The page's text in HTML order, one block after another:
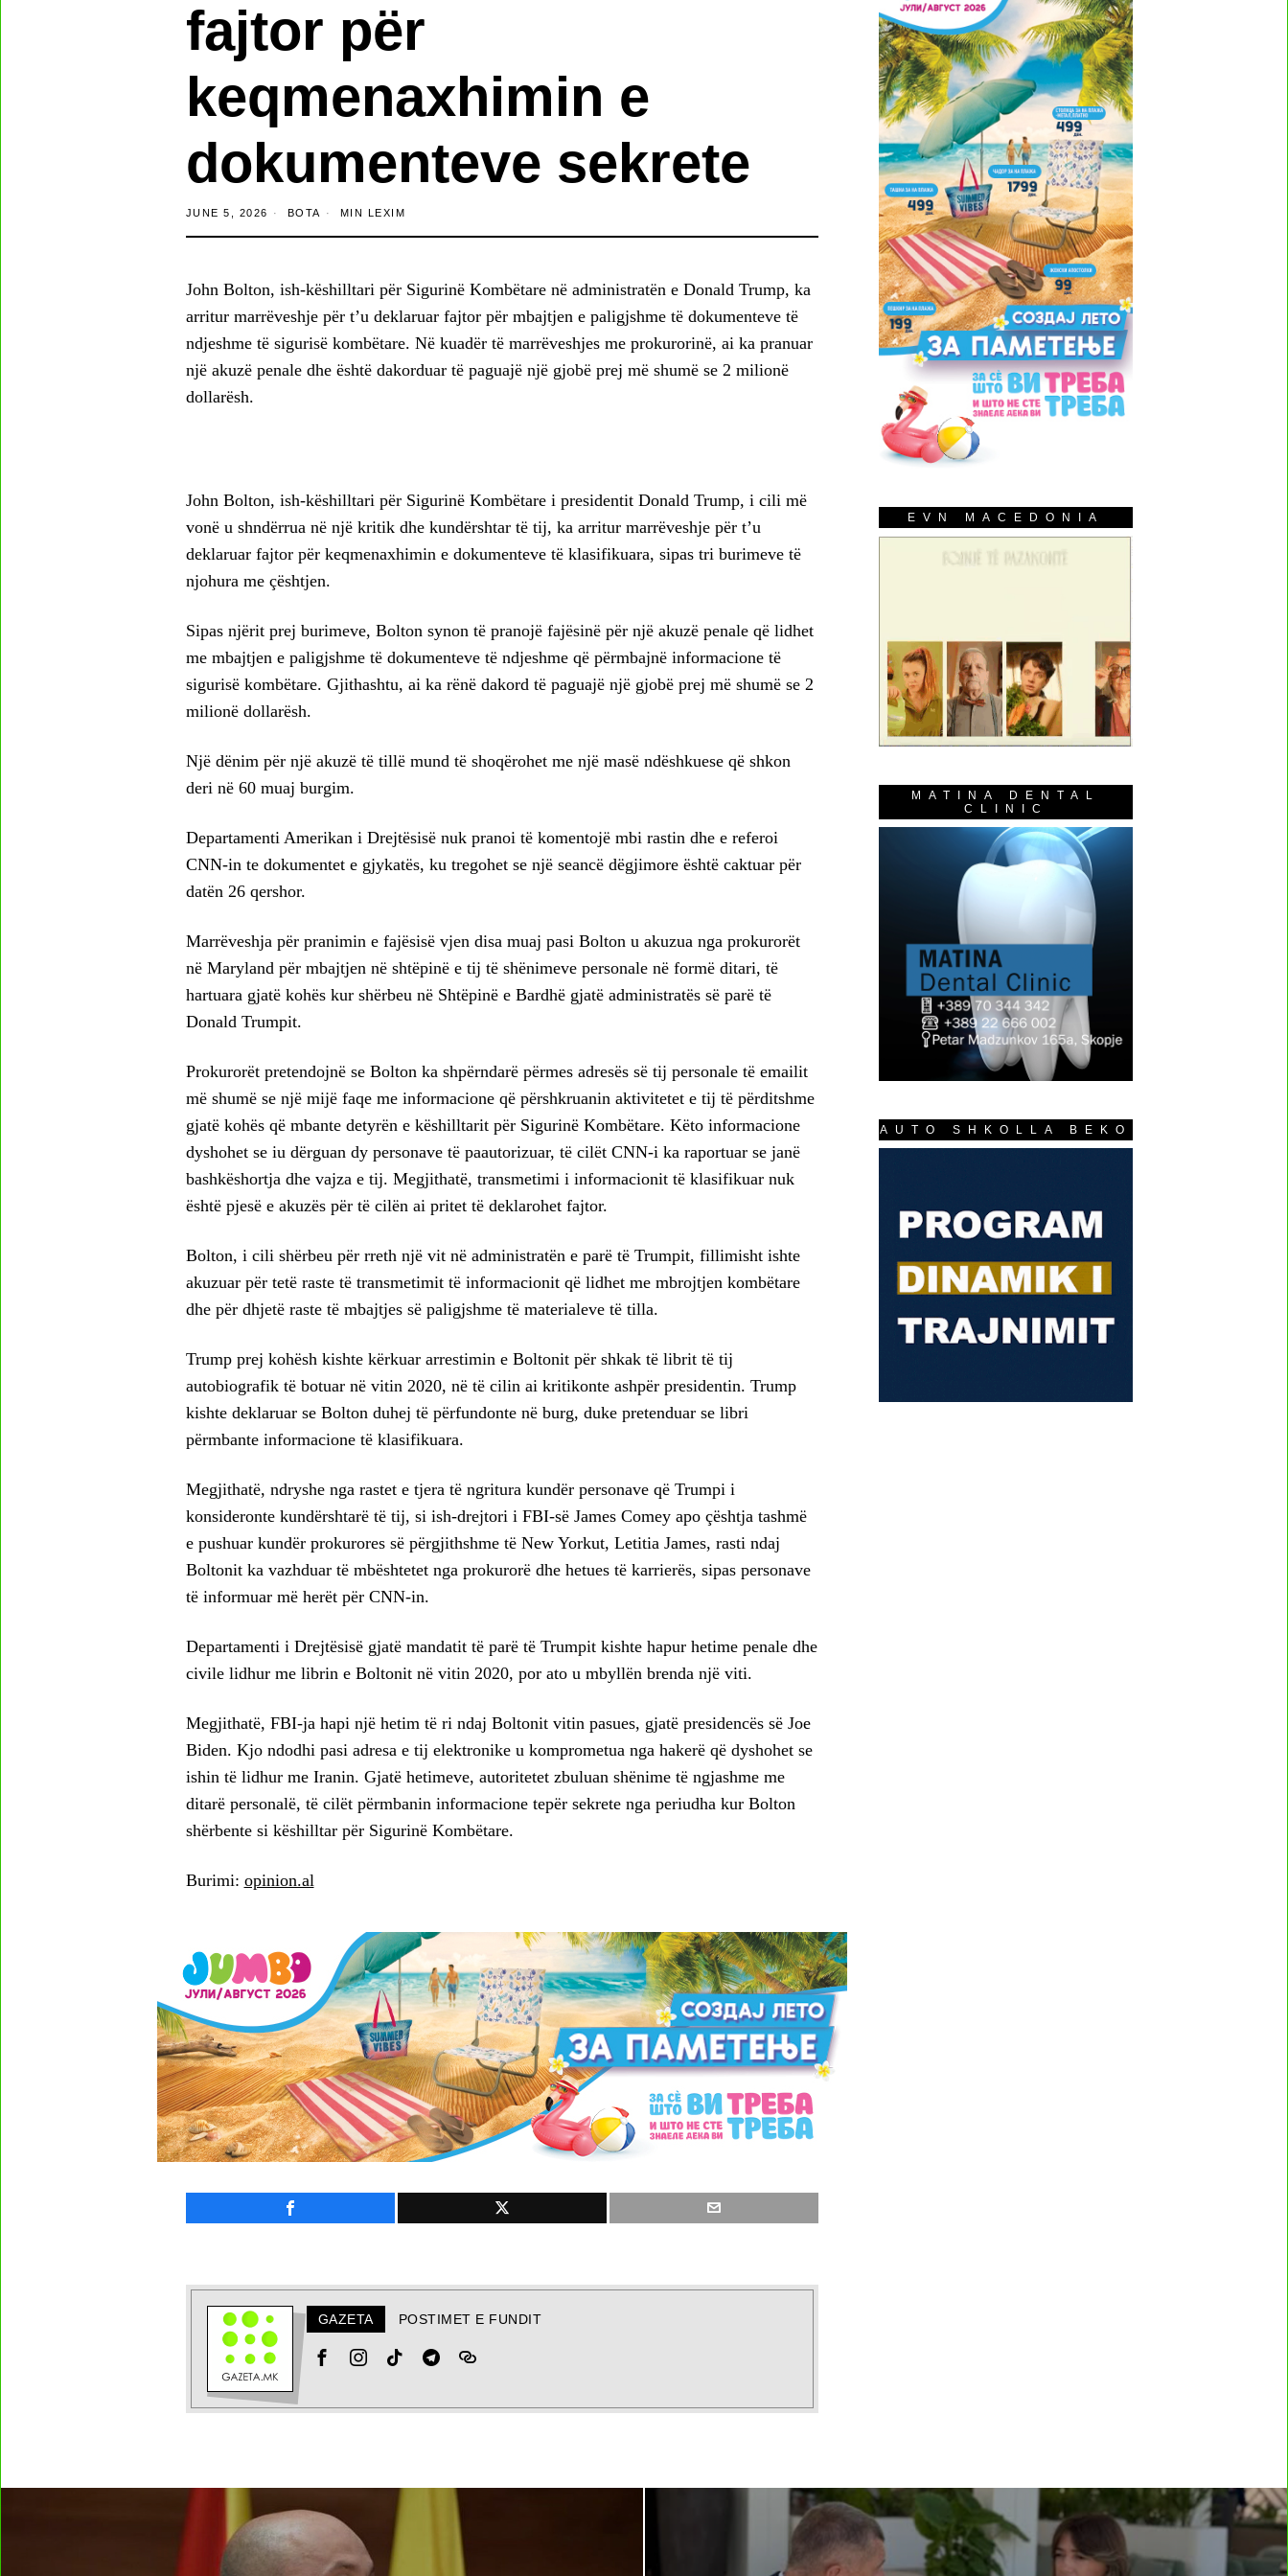
fajtor për
keqmenaxhimin e
dokumenteve sekrete
JUNE 5, 2026 BOTA MIN LEXIM
John Bolton, ish-këshilltari për Sigurinë Kombëtare në administratën e Donald Trump, ka
arritur marrëveshje për t’u deklaruar fajtor për mbajtjen e paligjshme të dokumenteve të
ndjeshme të sigurisë kombëtare. Në kuadër të marrëveshjes me prokurorinë, ai ka pranuar
një akuzë penale dhe është dakorduar të paguajë një gjobë prej më shumë se 2 milionë
dollarësh.
John Bolton, ish-këshilltari për Sigurinë Kombëtare i presidentit Donald Trump, i cili më
vonë u shndërrua në një kritik dhe kundërshtar të tij, ka arritur marrëveshje për t’u
deklaruar fajtor për keqmenaxhimin e dokumenteve të klasifikuara, sipas tri burimeve të
njohura me çështjen.
Sipas njërit prej burimeve, Bolton synon të pranojë fajësinë për një akuzë penale që lidhet
me mbajtjen e paligjshme të dokumenteve të ndjeshme që përmbajnë informacione të
sigurisë kombëtare. Gjithashtu, ai ka rënë dakord të paguajë një gjobë prej më shumë se 2
milionë dollarësh.
Një dënim për një akuzë të tillë mund të shoqërohet me një masë ndëshkuese që shkon
deri në 60 muaj burgim.
Departamenti Amerikan i Drejtësisë nuk pranoi të komentojë mbi rastin dhe e referoi
CNN-in te dokumentet e gjykatës, ku tregohet se një seancë dëgjimore është caktuar për
datën 26 qershor.
Marrëveshja për pranimin e fajësisë vjen disa muaj pasi Bolton u akuzua nga prokurorët
në Maryland për mbajtjen në shtëpinë e tij të shënimeve personale në formë ditari, të
hartuara gjatë kohës kur shërbeu në Shtëpinë e Bardhë gjatë administratës së parë të
Donald Trumpit.
Prokurorët pretendojnë se Bolton ka shpërndarë përmes adresës së tij personale të emailit
më shumë se një mijë faqe me informacione që përshkruanin aktivitetet e tij të përditshme
gjatë kohës që mbante detyrën e këshilltarit për Sigurinë Kombëtare. Këto informacione
dyshohet se iu dërguan dy personave të paautorizuar, të cilët CNN-i ka raportuar se janë
bashkëshortja dhe vajza e tij. Megjithatë, transmetimi i informacionit të klasifikuar nuk
është pjesë e akuzës për të cilën ai pritet të deklarohet fajtor.
Bolton, i cili shërbeu për rreth një vit në administratën e parë të Trumpit, fillimisht ishte
akuzuar për tetë raste të transmetimit të informacionit që lidhet me mbrojtjen kombëtare
dhe për dhjetë raste të mbajtjes së paligjshme të materialeve të tilla.
Trump prej kohësh kishte kërkuar arrestimin e Boltonit për shkak të librit të tij
autobiografik të botuar në vitin 2020, në të cilin ai kritikonte ashpër presidentin. Trump
kishte deklaruar se Bolton duhej të përfundonte në burg, duke pretenduar se libri
përmbante informacione të klasifikuara.
Megjithatë, ndryshe nga rastet e tjera të ngritura kundër personave që Trumpi i
konsideronte kundërshtarë të tij, si ish-drejtori i FBI-së James Comey apo çështja tashmë
e pushuar kundër prokurores së përgjithshme të New Yorkut, Letitia James, rasti ndaj
Boltonit ka vazhduar të mbështetet nga prokurorë dhe hetues të karrierës, sipas personave
të informuar më herët për CNN-in.
Departamenti i Drejtësisë gjatë mandatit të parë të Trumpit kishte hapur hetime penale dhe
civile lidhur me librin e Boltonit në vitin 2020, por ato u mbyllën brenda një viti.
Megjithatë, FBI-ja hapi një hetim të ri ndaj Boltonit vitin pasues, gjatë presidencës së Joe
Biden. Kjo ndodhi pasi adresa e tij elektronike u komprometua nga hakerë që dyshohet se
ishin të lidhur me Iranin. Gjatë hetimeve, autoritetet zbuluan shënime të ngjashme me
ditarë personalë, të cilët përmbanin informacione tepër sekrete nga periudha kur Bolton
shërbente si këshilltar për Sigurinë Kombëtare.
Burimi: opinion.al
GAZETA POSTIMET E FUNDIT
EVN MACEDONIA
MATINA DENTAL
CLINIC
AUTO SHKOLLA BEKO